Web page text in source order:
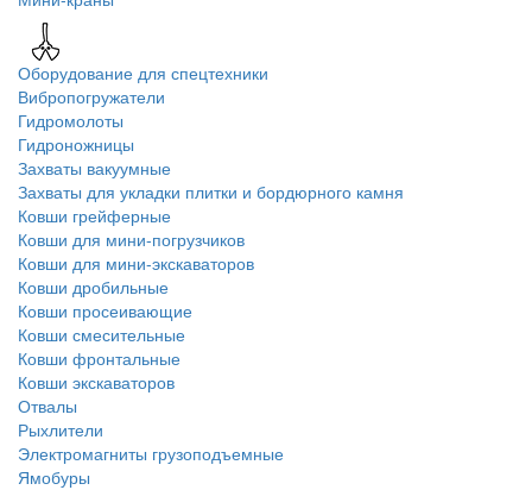
Оборудование для спецтехники
Вибропогружатели
Гидромолоты
Гидроножницы
Захваты вакуумные
Захваты для укладки плитки и бордюрного камня
Ковши грейферные
Ковши для мини-погрузчиков
Ковши для мини-экскаваторов
Ковши дробильные
Ковши просеивающие
Ковши смесительные
Ковши фронтальные
Ковши экскаваторов
Отвалы
Рыхлители
Электромагниты грузоподъемные
Ямобуры